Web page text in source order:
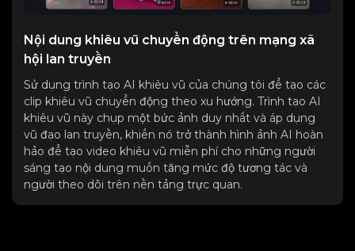
Nội dung khiêu vũ chuyển động trên mạng xã
hội lan truyền
Sử dụng trình tạo AI khiêu vũ của chúng tôi để tạo các
clip khiêu vũ chuyển động theo xu hướng. Trình tạo AI
khiêu vũ này chụp một bức ảnh duy nhất và áp dụng
vũ đạo lan truyền, khiến nó trở thành hình ảnh AI hoàn
hảo để tạo video khiêu vũ miễn phí cho những người
sáng tạo nội dung muốn tăng mức độ tương tác và
người theo dõi trên nền tảng trực quan.